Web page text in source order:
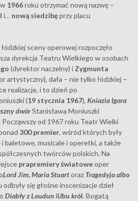
1966roku otrzymać nową nazwę –
i… nową siedzibęprzy placu
sceny operowej rozpoczęło
dyrekcja Teatru Wielkiego w osobach
(dyrektor naczelny) i Zygmunta
artystyczny), dała – nie tylko łódzkiej –
realizacje, i to dzień po
(19 stycznia 1967), Kniazia Igora
dwórStanisława Moniuszki
od 1967 roku Teatr Wielki
300 premier, wśród których były
baletowe, musicale i operetki, a także
twórców polskich. Na
prapremiery światoweoper
Lord Jim, Maria Stuartoraz Tragedyja albo
odbyły się głośne inscenizacje dzieł
Diabły z Loudun iUbu król. Bogatą